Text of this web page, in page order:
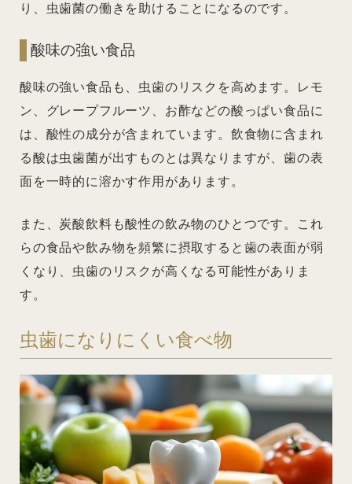
り、虫歯菌の働きを助けることになるのです。
酸味の強い食品
酸味の強い食品も、虫歯のリスクを高めます。レモ
ン、グレープフルーツ、お酢などの酸っぱい食品に
は、酸性の成分が含まれています。飲食物に含まれ
る酸は虫歯菌が出すものとは異なりますが、歯の表
面を一時的に溶かす作用があります。
また、炭酸飲料も酸性の飲み物のひとつです。これ
らの食品や飲み物を頻繁に摂取すると歯の表面が弱
くなり、虫歯のリスクが高くなる可能性がありま
す。
虫歯になりにくい食べ物